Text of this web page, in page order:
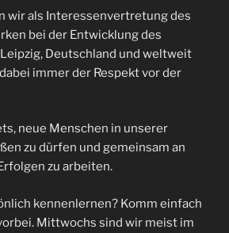
wir als Interessenvertretung des
bei der Entwicklung des
Deutschland und weltweit
immer der Respekt vor der
neue Menschen in unserer
zu dürfen und gemeinsam an
zu arbeiten.
kennenlernen? Komm einfach
Mittwochs sind wir meist im